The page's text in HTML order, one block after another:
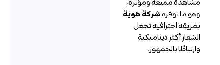
وهو ما توفرهشركة هوية
بطريقة احترافية تجعل
الشعار أكثر ديناميكية
وارتباطًا بالجمهور.